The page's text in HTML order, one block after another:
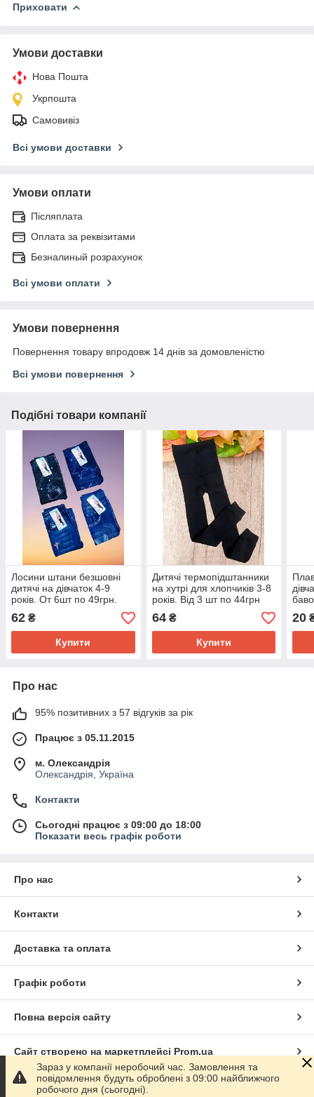
Приховати
Умови доставки
Нова Пошта
Укрпошта
Самовивіз
Всі умови доставки
Умови оплати
Післяплата
Оплата за реквізитами
Безналиный розрахунок
Всі умови оплати
Умови повернення
Повернення товару впродовж 14 днів за домовленістю
Всі умови повернення
Подібні товари компанії
Лосини штани безшовні
дитячі на дівчаток 4-9
років. От 6шт по 49грн.
62 ₴
Купити
Дитячі термопідштанники
на хутрі для хлопчиків 3-8
років. Від 3 шт по 44грн
64₴
Купити
20
Про нас
95% позитивних з 57 відгуків за рік
Працює з 05.11.2015
м. Олександрія
Олександрія, Україна
Контакти
Сьогодні працює з 09:00 до 18:00
Показати весь графік роботи
Про нас
Контакти
Доставка та оплата
Графік роботи
Повна версія сайту
Сайт створено на маркетплейсі Prom.ua
Політика конфіденційності
Зараз у компанії неробочий час. Замовлення та
повідомлення будуть оброблені з 09:00 найближчого
робочого дня (сьогодні).